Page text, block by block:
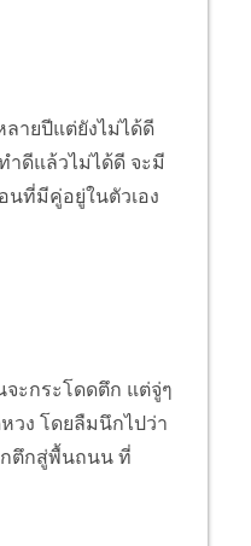
ายปีแต่ยังไม่ได้ดี
ำดีแล้วไม่ได้ดี จะมี
นที่มีคู่อยู่ในตัวเอง
ะกระโดดตึก แต่จู่ๆ
วง โดยลืมนึกไปว่า
กตึกสู่พื้นถนน ที่